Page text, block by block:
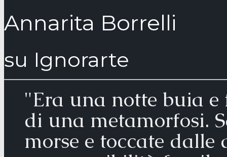
Annarita Borrelli
su Ignorarte
"Era una notte buia
di una metamorfosi.
morse e toccate